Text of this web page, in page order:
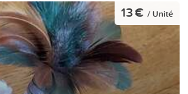
13 € / Unité